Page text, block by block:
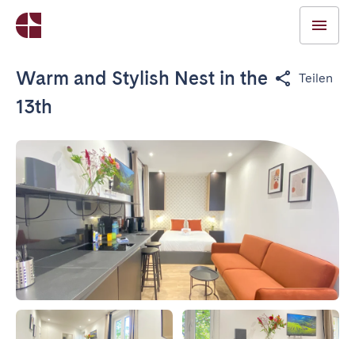
Warm and Stylish Nest in the
13th
Teilen